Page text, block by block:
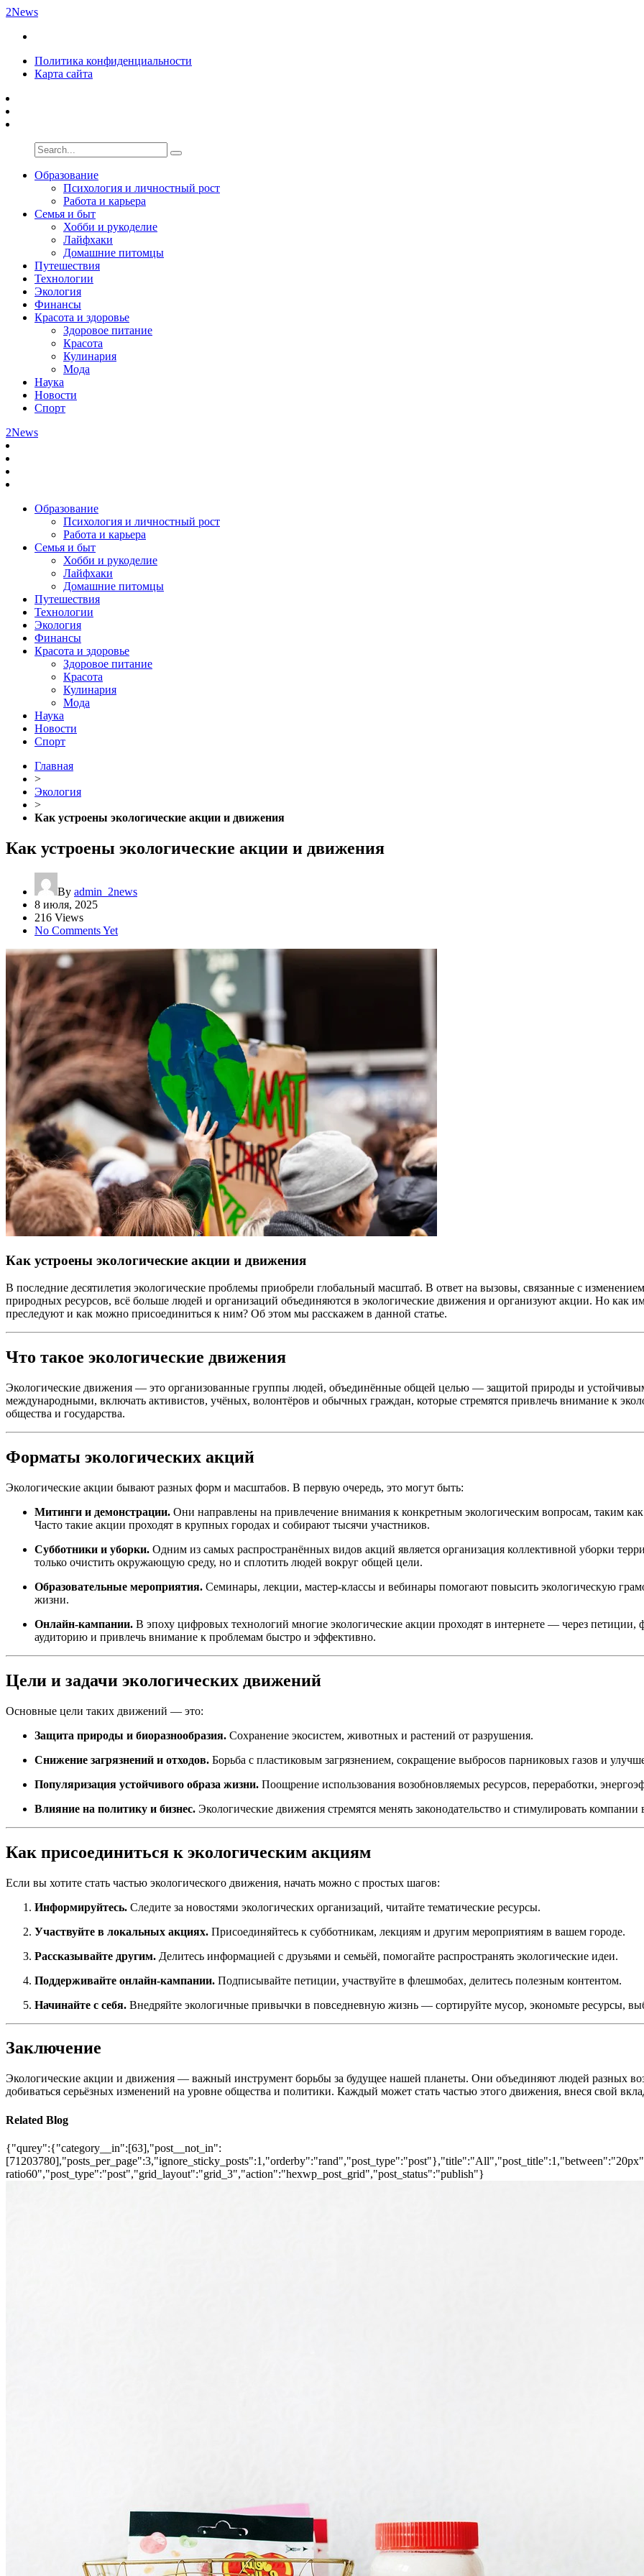
2News
Политика конфиденциальности
Карта сайта
Образование
Психология и личностный рост
Работа и карьера
Семья и быт
Хобби и рукоделие
Лайфхаки
Домашние питомцы
Путешествия
Технологии
Экология
Финансы
Красота и здоровье
Здоровое питание
Красота
Кулинария
Мода
Наука
Новости
Спорт
2News
Образование
Психология и личностный рост
Работа и карьера
Семья и быт
Хобби и рукоделие
Лайфхаки
Домашние питомцы
Путешествия
Технологии
Экология
Финансы
Красота и здоровье
Здоровое питание
Красота
Кулинария
Мода
Наука
Новости
Спорт
Главная
>
Экология
>
Как устроены экологические акции и движения
Как устроены экологические акции и движения
By admin_2news
8 июля, 2025
216 Views
No Comments Yet
Как устроены экологические акции и движения
В последние десятилетия экологические проблемы приобрели глобальный масштаб. В ответ на вызовы, связанные с
природных ресурсов, всё больше людей и организаций объединяются в экологические движения и организуют акции. Но как
преследуют и как можно присоединиться к ним? Об этом мы расскажем в данной статье.
Что такое экологические движения
Экологические движения — это организованные группы людей, объединённые общей целью — защитой природы и
международными, включать активистов, учёных, волонтёров и обычных граждан, которые стремятся привлечь внимание к
общества и государства.
Форматы экологических акций
Экологические акции бывают разных форм и масштабов. В первую очередь, это могут быть:
Митинги и демонстрации. Они направлены на привлечение внимания к конкретным экологическим вопросам, таким
Часто такие акции проходят в крупных городах и собирают тысячи участников.
Субботники и уборки. Одним из самых распространённых видов акций является организация коллективной уборки
только очистить окружающую среду, но и сплотить людей вокруг общей цели.
Образовательные мероприятия. Семинары, лекции, мастер-классы и вебинары помогают повысить экологическую
жизни.
Онлайн-кампании. В эпоху цифровых технологий многие экологические акции проходят в интернете — через
аудиторию и привлечь внимание к проблемам быстро и эффективно.
Цели и задачи экологических движений
Основные цели таких движений — это:
Защита природы и биоразнообразия. Сохранение экосистем, животных и растений от разрушения.
Снижение загрязнений и отходов. Борьба с пластиковым загрязнением, сокращение выбросов парниковых газов и
Популяризация устойчивого образа жизни. Поощрение использования возобновляемых ресурсов, переработки,
Влияние на политику и бизнес. Экологические движения стремятся менять законодательство и стимулировать
Как присоединиться к экологическим акциям
Если вы хотите стать частью экологического движения, начать можно с простых шагов:
Информируйтесь. Следите за новостями экологических организаций, читайте тематические ресурсы.
Участвуйте в локальных акциях. Присоединяйтесь к субботникам, лекциям и другим мероприятиям в вашем городе.
Рассказывайте другим. Делитесь информацией с друзьями и семьёй, помогайте распространять экологические идеи.
Поддерживайте онлайн-кампании. Подписывайте петиции, участвуйте в флешмобах, делитесь полезным контентом.
Начинайте с себя. Внедряйте экологичные привычки в повседневную жизнь — сортируйте мусор, экономьте ресурсы,
Заключение
Экологические акции и движения — важный инструмент борьбы за будущее нашей планеты. Они объединяют людей разных
добиваться серьёзных изменений на уровне общества и политики. Каждый может стать частью этого движения, внеся свой
Related Blog
{"qurey":{"category__in":[63],"post__not_in":
ratio60","post_type":"post","grid_layout":"grid_3","action":"hexwp_post_grid","post_status":"publish"}